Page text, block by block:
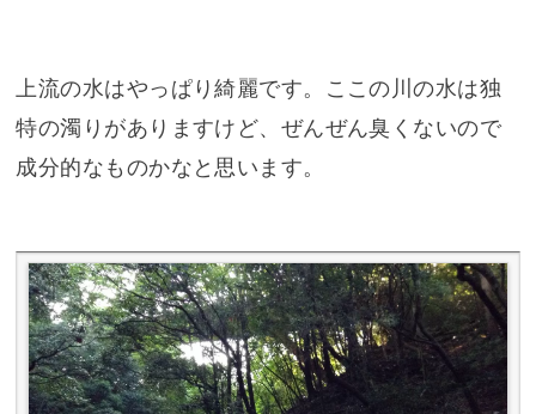
上流の水はやっぱり綺麗です。ここの川の水は独
特の濁りがありますけど、ぜんぜん臭くないので
成分的なものかなと思います。